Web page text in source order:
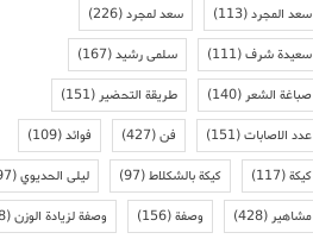
سعد المجرد(113) سعد لمجرد(226)
سعيدة شرف(111) سلمى رشيد(167)
صباغة الشعر(140) طريقة التحضير(151)
عدد الاصابات(151) فن(427) فوائد(109)
كيكة(117) كيكة بالشكلاط(97) ليلى الحديوي(97)
مشاهير(428) وصفة(156) وصفة لزيادة الوزن(138)